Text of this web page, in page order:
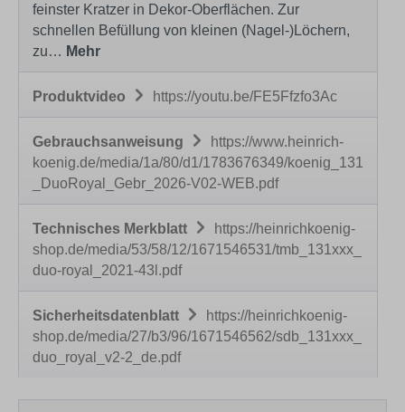
feinster Kratzer in Dekor-Oberflächen. Zur
schnellen Befüllung von kleinen (Nagel-)Löchern,
zu… Mehr
Produktvideo https://youtu.be/FE5Ffzfo3Ac
Gebrauchsanweisung
https://www.heinrich-
koenig.de/media/1a/80/d1/1783676349/koenig_131
_DuoRoyal_Gebr_2026-V02-WEB.pdf
Technisches Merkblatt
https://heinrichkoenig-
shop.de/media/53/58/12/1671546531/tmb_131xxx_
duo-royal_2021-43l.pdf
Sicherheitsdatenblatt
https://heinrichkoenig-
shop.de/media/27/b3/96/1671546562/sdb_131xxx_
duo_royal_v2-2_de.pdf